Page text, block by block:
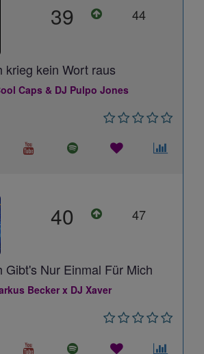
39 44
krieg kein Wort raus
Caps & DJ Pulpo Jones
40 47
Gibt's Nur Einmal Für Mich
Becker x DJ Xaver